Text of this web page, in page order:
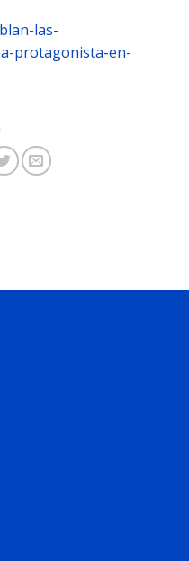
las-
protagonista-en-